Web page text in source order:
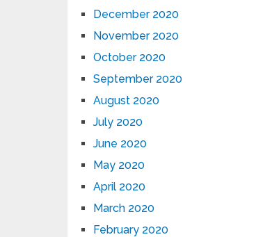
December 2020
November 2020
October 2020
September 2020
August 2020
July 2020
June 2020
May 2020
April 2020
March 2020
February 2020